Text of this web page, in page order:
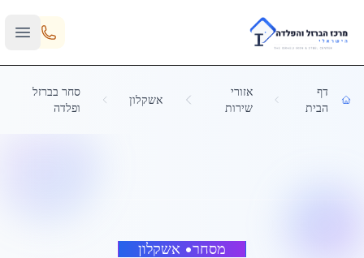
Skip to main content
דף
הבית
אזורי
שירות
אשקלון
סחר בברזל
ופלדה
מסחר• אשקלון